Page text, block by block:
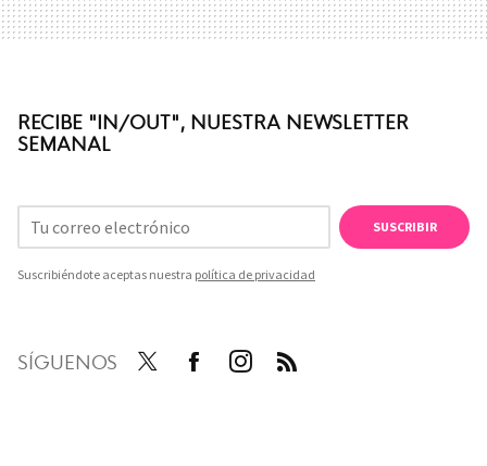
RECIBE "IN/OUT", NUESTRA NEWSLETTER
SEMANAL
SUSCRIBIR
Suscribiéndote aceptas nuestra política de privacidad
SÍGUENOS